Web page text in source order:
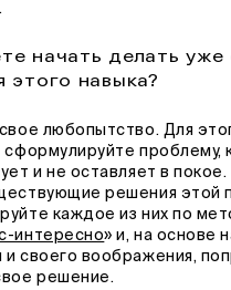
начать делать уже
этого навыка?
любопытство. Для
сформулируйте проблему,
и не оставляет в
решения этой
каждое из них по
интересно» и, на основе
своего воображения,
решение.